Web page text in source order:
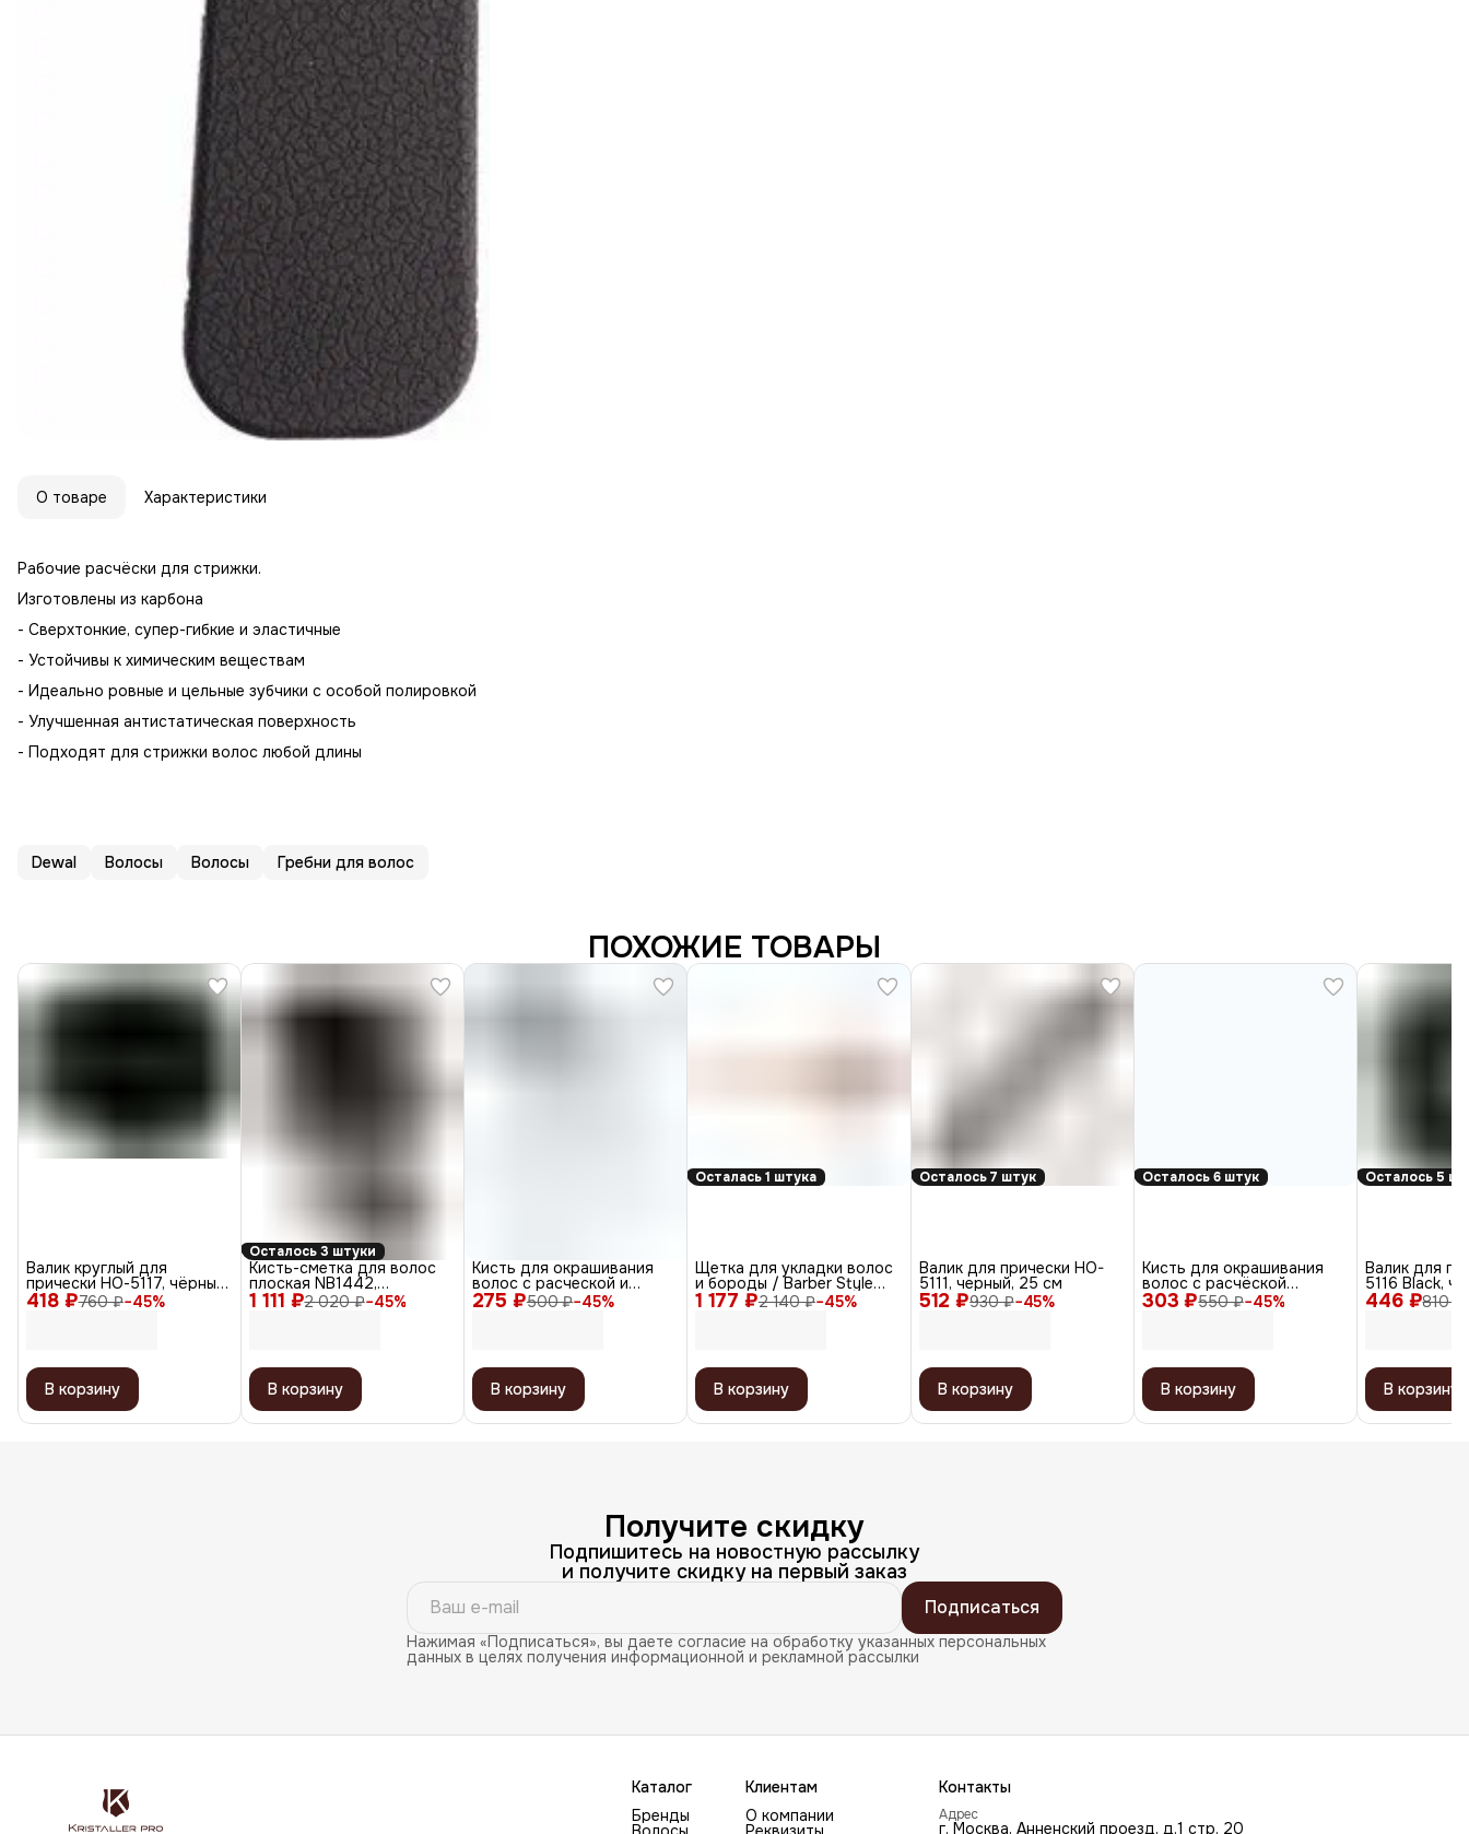
О товаре Характеристики
Рабочие расчёски для стрижки.
Изготовлены из карбона
- Сверхтонкие, супер-гибкие и эластичные
- Устойчивы к химическим веществам
- Идеально ровные и цельные зубчики с особой полировкой
- Улучшенная антистатическая поверхность
- Подходят для стрижки волос любой длины
Dewal Волосы Волосы Гребни для волос
ПОХОЖИЕ ТОВАРЫ
418 ₽760 ₽−45%
Валик круглый для
прически НО-5117, чёрный,
14 см
В корзину
Осталось 3 штуки
1 111 ₽2 020 ₽−45%
Кисть-сметка для волос
плоская NB1442,
искусственная щетина,
черный
В корзину
275 ₽500 ₽−45%
Кисть для окрашивания
волос с расческой и
крючком T-1156, черный,
30 мм
В корзину
Осталась 1 штука
1 177 ₽2 140 ₽−45%
Щетка для укладки волос
и бороды / Barber Style
CO-28, коричневый
В корзину
Осталось 7 штук
512 ₽930 ₽−45%
Валик для прически HO-
5111, черный, 25 см
В корзину
Осталось 6 штук
303 ₽550 ₽−45%
Кисть для окрашивания
волос с расчёской
JPP049D-1, синий
В корзину
Осталось 5
446 ₽810 ₽
Валик для
5116 Black,
В корзину
Получите скидку
Подпишитесь на новостную рассылку
и получите скидку на первый заказ
Подписаться
Нажимая «Подписаться», вы даете согласие на обработку указанных персональных
данных в целях получения информационной и рекламной рассылки
Каталог
Бренды
Клиентам
О компании
Контакты
Адрес
г. Москва, Анненский проезд, д.1 стр. 20